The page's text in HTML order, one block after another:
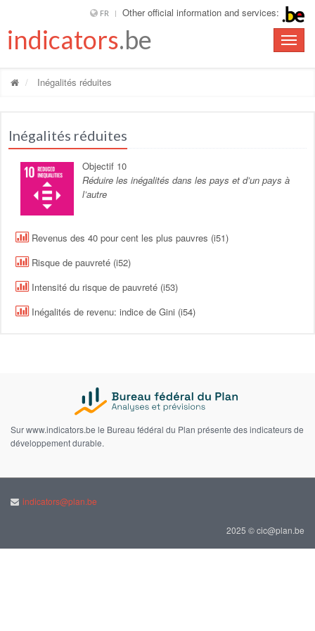
FR Other official information and services:
Toggle
indicators.be
Inégalités réduites
Inégalités réduites
Objectif 10
Réduire les inégalités dans les pays et d’un pays à
l’autre
Revenus des 40 pour cent les plus pauvres (i51)
Risque de pauvreté (i52)
Intensité du risque de pauvreté (i53)
Inégalités de revenu: indice de Gini (i54)
Sur www.indicators.be le Bureau fédéral du Plan présente des indicateurs de
développement durable.
indicators@plan.be
2025 © cic@plan.be